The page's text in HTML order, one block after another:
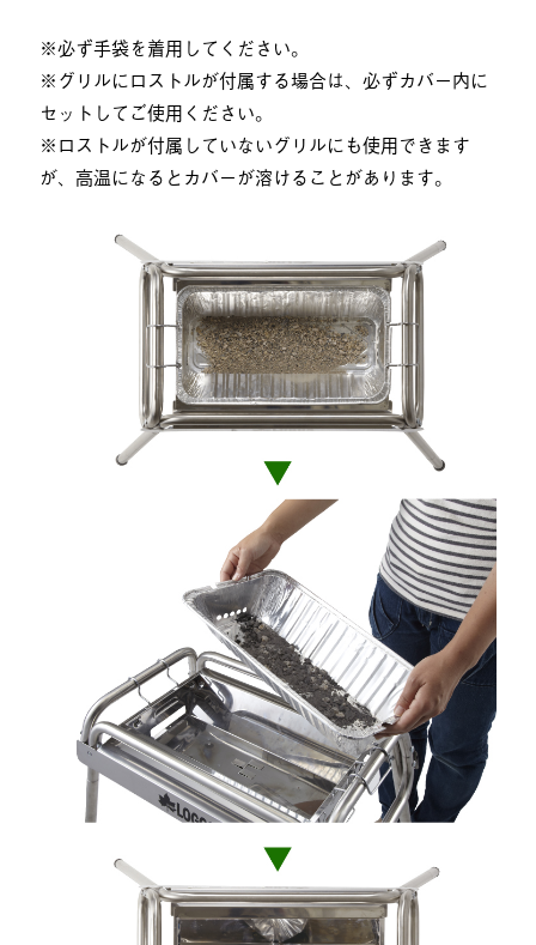
※必ず手袋を着用してください。
※グリルにロストルが付属する場合は、必ずカバー内に
セットしてご使用ください。
※ロストルが付属していないグリルにも使用できます
が、高温になるとカバーが溶けることがあります。